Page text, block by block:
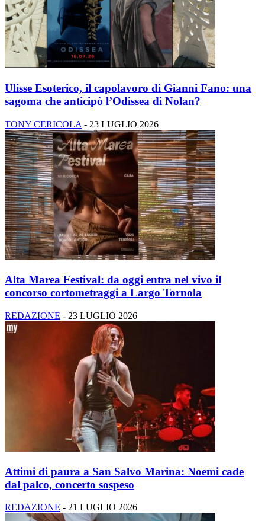
Ulisse Esoterico, il capolavoro di Gianni Fano: una
sagoma che anticipò l’Odissea di Nolan?
TONY CERICOLA - 23 LUGLIO 2026
Alta Marea Festival: da oggi entra nel vivo il
concorso cortometraggi a Largo Tornola
REDAZIONE - 23 LUGLIO 2026
Attimi di paura a San Salvo Marina: Noemi cade
dal palco, concerto sospeso
REDAZIONE - 21 LUGLIO 2026